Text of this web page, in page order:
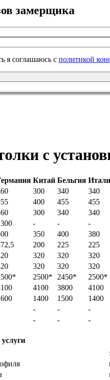
замерщика
я соглашаюсь с политикой
с
Китай Бельгия
300 340 340
400 455 455
300 340 340
- - -
350 400 380
200 225 225
320 320 320
320 320 320
2500* 2450* 2500*
4100 3800 4100
1400 1500 1400
- - -
- - -